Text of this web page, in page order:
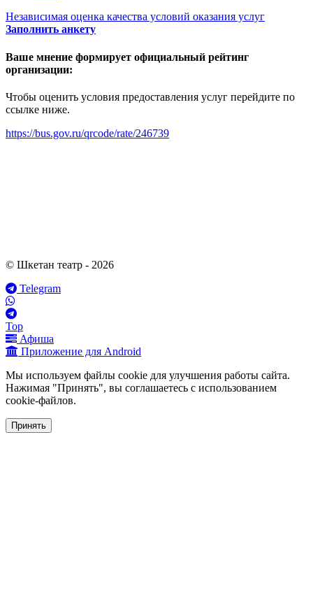
Независимая оценка качества условий оказания услуг
Заполнить анкету
Ваше мнение формирует официальный рейтинг
организации:
Чтобы оценить условия предоставления услуг перейдите по
ссылке ниже.
https://bus.gov.ru/qrcode/rate/246739
© Шкетан театр - 2026
Telegram
Top
Афиша
Приложение для Android
Мы используем файлы cookie для улучшения работы сайта.
Нажимая "Принять", вы соглашаетесь с использованием
cookie-файлов.
Принять